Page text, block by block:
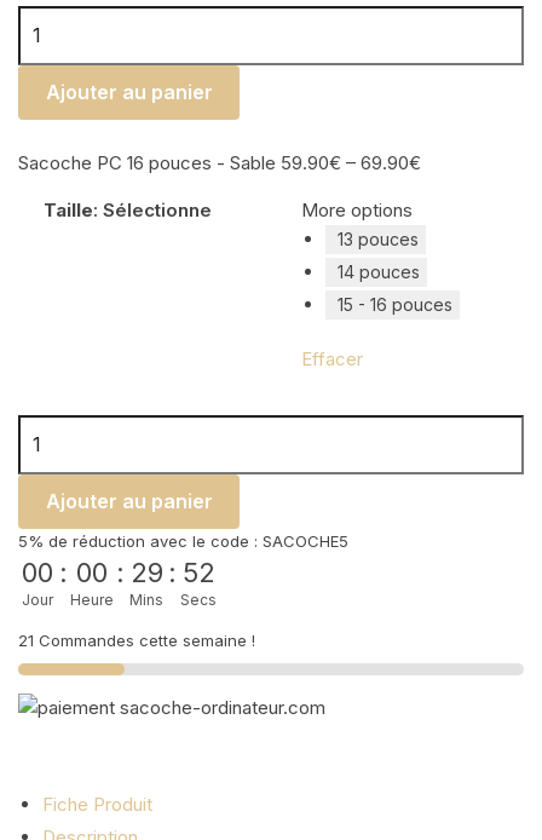
Ajouter au panier
Sacoche PC 16 pouces - Sable 59.90€ – 69.90€
Taille: Sélectionne More options
13 pouces
14 pouces
15 - 16 pouces
Effacer
Ajouter au panier
5% de réduction avec le code : SACOCHE5
00
Jour
: 00
Heure
: 29
Mins
: 51
Secs
21 Commandes cette semaine !
Fiche Produit